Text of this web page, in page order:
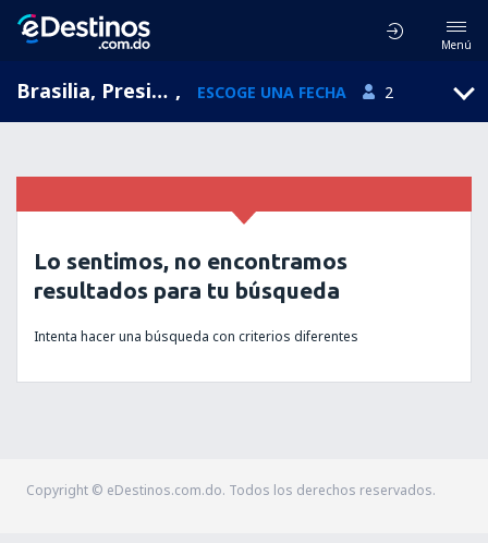
Menú
Brasilia, Presidente Juscelino Kubitschek, Distrito Federal, Brasil (BSB) , ESCOGE UNA FECHA 2
Lo sentimos, no encontramos
resultados para tu búsqueda
Intenta hacer una búsqueda con criterios diferentes
Copyright © eDestinos.com.do. Todos los derechos reservados.